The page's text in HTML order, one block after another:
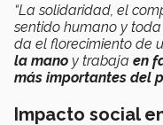
“La solidaridad, el
sentido humano y
da el florecimiento de
la mano y trabaja en
más importantes del
Impacto social